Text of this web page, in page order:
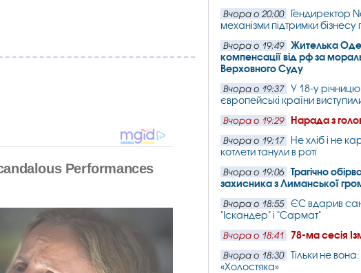
Вчора о 20:00
Гендиректор
механізми підтримки бізнесу
Вчора о 19:49
Жителька
компенсації від рф за
Верховного Суду
Вчора о 19:37
У 18-у
європейські країни
Вчора о 19:29 Нарада з
Вчора о 19:17
Не хліб і не
котлети танули в роті
Вчора о 19:06
Трагічно
захисника з Лиманської
Вчора о 18:55
ЄС вдарив
"Іскандер" і "Сармат"
Вчора о 18:41 78-ма сесія
Вчора о 18:30
Тільки не
«Холостяка»